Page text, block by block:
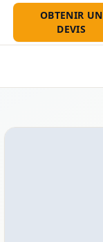
OBTENIR UN
DEVIS